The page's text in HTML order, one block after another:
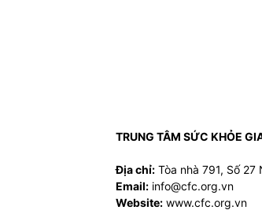
TRUNG TÂM SỨC KHỎE
Địa chỉ: Tòa nhà 791, Số
Email: info@cfc.org.vn
Website: www.cfc.org.vn